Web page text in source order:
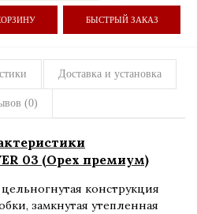
БЫСТРЫЙ ЗАКАЗ
Доставка и установка
(0)
03 (Орех премиум)
цельногнутая конструкция
, замкнутая утепленная